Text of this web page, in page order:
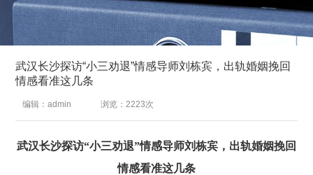
武汉长沙探访“小三劝退”情感导师刘栋宾，出轨婚姻挽回
情感看准这几条
编辑：admin 浏览：2223次
武汉长沙探访“小三劝退”情感导师刘栋宾，出轨婚姻挽回
情感看准这几条